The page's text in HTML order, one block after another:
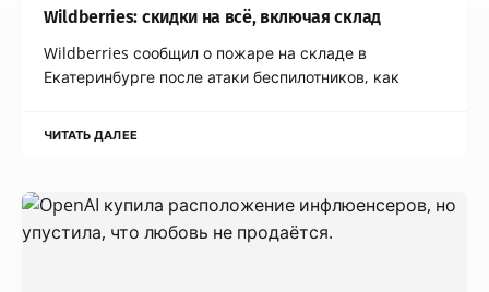
Wildberries: скидки на всё, включая склад
Wildberries сообщил о пожаре на складе в
Екатеринбурге после атаки беспилотников, как
ЧИТАТЬ ДАЛЕЕ